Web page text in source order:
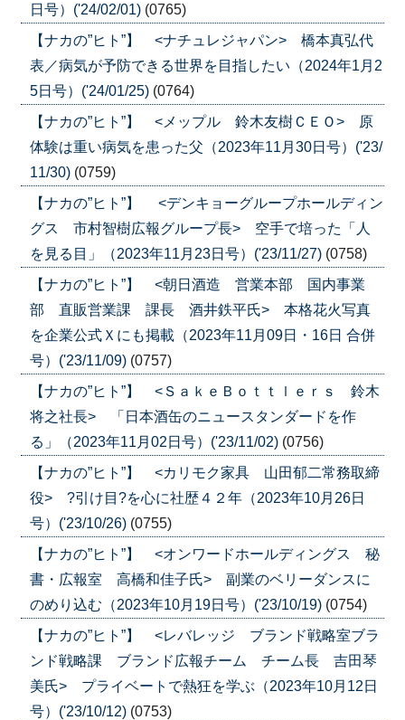
日号）('24/02/01) (0765)
【ナカの”ヒト”】 <ナチュレジャパン> 橋本真弘代
表／病気が予防できる世界を目指したい（2024年1月2
5日号）('24/01/25) (0764)
【ナカの”ヒト”】 <メップル 鈴木友樹ＣＥＯ> 原
体験は重い病気を患った父（2023年11月30日号）('23/
11/30) (0759)
【ナカの”ヒト”】 <デンキョーグループホールディン
グス 市村智樹広報グループ長> 空手で培った「人
を見る目」（2023年11月23日号）('23/11/27) (0758)
【ナカの”ヒト”】 <朝日酒造 営業本部 国内事業
部 直販営業課 課長 酒井鉄平氏> 本格花火写真
を企業公式Ｘにも掲載（2023年11月09日・16日 合併
号）('23/11/09) (0757)
【ナカの”ヒト”】 <ＳａｋｅＢｏｔｔｌｅｒｓ 鈴木
将之社長> 「日本酒缶のニュースタンダードを作
る」（2023年11月02日号）('23/11/02) (0756)
【ナカの”ヒト”】 <カリモク家具 山田郁二常務取締
役> ?引け目?を心に社歴４２年（2023年10月26日
号）('23/10/26) (0755)
【ナカの”ヒト”】 <オンワードホールディングス 秘
書・広報室 高橋和佳子氏> 副業のベリーダンスに
のめり込む（2023年10月19日号）('23/10/19) (0754)
【ナカの”ヒト”】 <レバレッジ ブランド戦略室ブラ
ンド戦略課 ブランド広報チーム チーム長 吉田琴
美氏> プライベートで熱狂を学ぶ（2023年10月12日
号）('23/10/12) (0753)